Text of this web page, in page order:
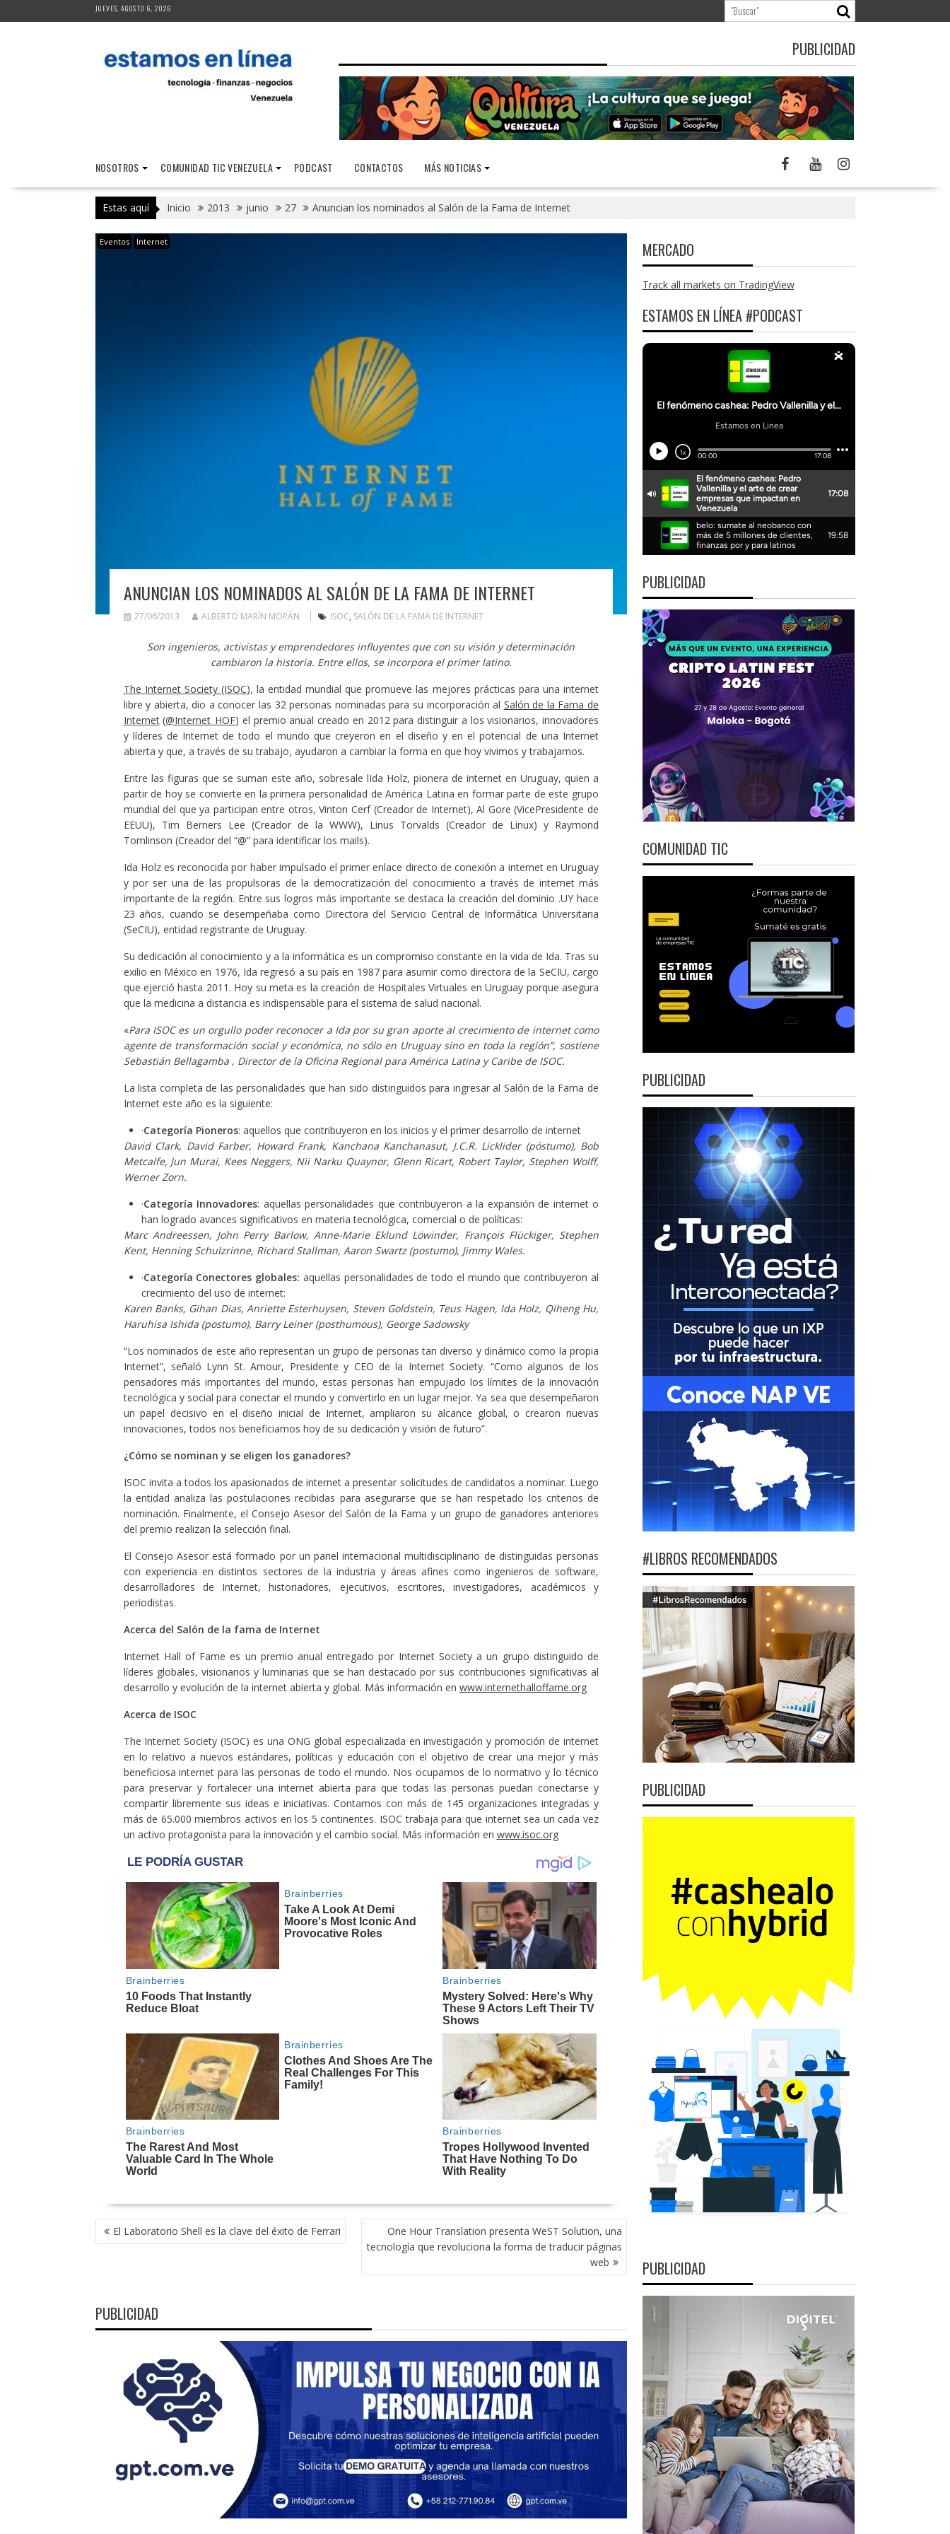
al
JUEVES, AGOSTO 6, 2026
PUBLICIDAD
NOSOTROS COMUNIDAD TIC VENEZUELA PODCAST CONTACTOS MÁS NOTICIAS
Estas aquí Inicio 2013 junio 27 Anuncian los nominados al Salón de la Fama de Internet
Eventos Internet
ANUNCIAN LOS NOMINADOS AL SALÓN DE LA FAMA DE INTERNET
27/06/2013 ALBERTO MARÍN MORÁN ISOC, SALÓN DE LA FAMA DE INTERNET
Son ingenieros, activistas y emprendedores influyentes que con su visión y determinación
cambiaron la historia. Entre ellos, se incorpora el primer latino.
The Internet Society (ISOC), la entidad mundial que promueve las mejores prácticas para una internet
libre y abierta, dio a conocer las 32 personas nominadas para su incorporación al Salón de la Fama de
Internet(@Internet_HOF) el premio anual creado en 2012 para distinguir a los visionarios, innovadores
y líderes de Internet de todo el mundo que creyeron en el diseño y en el potencial de una Internet
abierta y que, a través de su trabajo, ayudaron a cambiar la forma en que hoy vivimos y trabajamos.
Entre las figuras que se suman este año, sobresale lIda Holz, pionera de internet en Uruguay, quien a
partir de hoy se convierte en la primera personalidad de América Latina en formar parte de este grupo
mundial del que ya participan entre otros, Vinton Cerf (Creador de Internet), Al Gore (VicePresidente de
EEUU), Tim Berners Lee (Creador de la WWW), Linus Torvalds (Creador de Linux) y Raymond
Tomlinson (Creador del “@” para identificar los mails).
Ida Holz es reconocida por haber impulsado el primer enlace directo de conexión a internet en Uruguay
y por ser una de las propulsoras de la democratización del conocimiento a través de internet más
importante de la región. Entre sus logros más importante se destaca la creación del dominio .UY hace
23 años, cuando se desempeñaba como Directora del Servicio Central de Informática Universitaria
(SeCIU), entidad registrante de Uruguay.
Su dedicación al conocimiento y a la informática es un compromiso constante en la vida de Ida. Tras su
exilio en México en 1976, Ida regresó a su país en 1987 para asumir como directora de la SeCIU, cargo
que ejerció hasta 2011. Hoy su meta es la creación de Hospitales Virtuales en Uruguay porque asegura
que la medicina a distancia es indispensable para el sistema de salud nacional.
«Para ISOC es un orgullo poder reconocer a Ida por su gran aporte al crecimiento de internet como
agente de transformación social y económica, no sólo en Uruguay sino en toda la región”, sostiene
Sebastián Bellagamba , Director de la Oficina Regional para América Latina y Caribe de ISOC.
La lista completa de las personalidades que han sido distinguidos para ingresar al Salón de la Fama de
Internet este año es la siguiente:
·Categoría Pioneros: aquellos que contribuyeron en los inicios y el primer desarrollo de internet
David Clark, David Farber, Howard Frank, Kanchana Kanchanasut, J.C.R. Licklider (póstumo), Bob
Metcalfe, Jun Murai, Kees Neggers, Nii Narku Quaynor, Glenn Ricart, Robert Taylor, Stephen Wolff,
Werner Zorn.
·Categoría Innovadores: aquellas personalidades que contribuyeron a la expansión de internet o
han logrado avances significativos en materia tecnológica, comercial o de políticas:
Marc Andreessen, John Perry Barlow, Anne-Marie Eklund Löwinder, François Flückiger, Stephen
Kent, Henning Schulzrinne, Richard Stallman, Aaron Swartz (postumo), Jimmy Wales.
·Categoría Conectores globales: aquellas personalidades de todo el mundo que contribuyeron al
crecimiento del uso de internet:
Karen Banks, Gihan Dias, Anriette Esterhuysen, Steven Goldstein, Teus Hagen, Ida Holz, Qiheng Hu,
Haruhisa Ishida (postumo), Barry Leiner (posthumous), George Sadowsky
“Los nominados de este año representan un grupo de personas tan diverso y dinámico como la propia
Internet”, señaló Lynn St. Amour, Presidente y CEO de la Internet Society. “Como algunos de los
pensadores más importantes del mundo, estas personas han empujado los límites de la innovación
tecnológica y social para conectar el mundo y convertirlo en un lugar mejor. Ya sea que desempeñaron
un papel decisivo en el diseño inicial de Internet, ampliaron su alcance global, o crearon nuevas
innovaciones, todos nos beneficiamos hoy de su dedicación y visión de futuro”.
¿Cómo se nominan y se eligen los ganadores?
ISOC invita a todos los apasionados de internet a presentar solicitudes de candidatos a nominar. Luego
la entidad analiza las postulaciones recibidas para asegurarse que se han respetado los criterios de
nominación. Finalmente, el Consejo Asesor del Salón de la Fama y un grupo de ganadores anteriores
del premio realizan la selección final.
El Consejo Asesor está formado por un panel internacional multidisciplinario de distinguidas personas
con experiencia en distintos sectores de la industria y áreas afines como ingenieros de software,
desarrolladores de Internet, historiadores, ejecutivos, escritores, investigadores, académicos y
periodistas.
Acerca del Salón de la fama de Internet
Internet Hall of Fame es un premio anual entregado por Internet Society a un grupo distinguido de
líderes globales, visionarios y luminarias que se han destacado por sus contribuciones significativas al
desarrollo y evolución de la internet abierta y global. Más información en www.internethalloffame.org
Acerca de ISOC
The Internet Society (ISOC) es una ONG global especializada en investigación y promoción de internet
en lo relativo a nuevos estándares, políticas y educación con el objetivo de crear una mejor y más
beneficiosa internet para las personas de todo el mundo. Nos ocupamos de lo normativo y lo técnico
para preservar y fortalecer una internet abierta para que todas las personas puedan conectarse y
compartir libremente sus ideas e iniciativas. Contamos con más de 145 organizaciones integradas y
más de 65.000 miembros activos en los 5 continentes. ISOC trabaja para que internet sea un cada vez
un activo protagonista para la innovación y el cambio social. Más información en www.isoc.org
NAVEGACIÓN
DE El Laboratorio Shell es la clave del éxito de Ferrari
One Hour Translation presenta WeST Solution, una
tecnología que revoluciona la forma de traducir páginas
web
PUBLICIDAD
MERCADO
Track all markets on TradingView
ESTAMOS EN LÍNEA #PODCAST
PUBLICIDAD
COMUNIDAD TIC
PUBLICIDAD
#LIBROS RECOMENDADOS
PUBLICIDAD
PUBLICIDAD